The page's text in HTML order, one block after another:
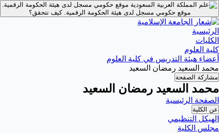
موقع حكومي مسجل لدى هيئة الحكومة الرقمية.
موقع حكومي مسجل لدى هيئة الحكومة الرقمية.كيف تتحقق؟
الرئيسية
الكليات
كلية العلوم
أعضاء هيئة التدريس في كلية العلوم
محمد السعيد رمضان السعيد
مشاركة الصفحة
محمد السعيد رمضان السعيد
الصفحة الرئيسية
عن الكلية
الهيكل التنظيمي
مجلس الكلية